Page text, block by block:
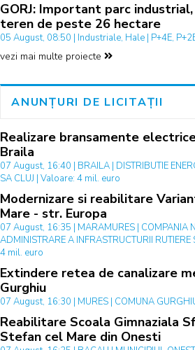
GORJ: Important parc
teren de peste 26 hectare
05 August, 08:50 | Industriale, Hale | P+4E,
vezi mai multe proiecte
ANUNȚURI DE LICITAȚII
Realizare bransamente
Braila
07 August, 16:40 | BRAILA | DISTRIBUTIE
SA CLUJ | Valoare: 4 mil. euro
Modernizare si reabilitare
Mare - str. Europa
07 August, 16:35 | MARAMURES | COMPANIA
ADMINISTRARE A INFRASTRUCTURII
4 mil. euro
Extindere retea de canalizare
Gurghiu
07 August, 16:30 | MURES | COMUNA
Reabilitare Scoala Gimnaziala
Stefan cel Mare din Onesti